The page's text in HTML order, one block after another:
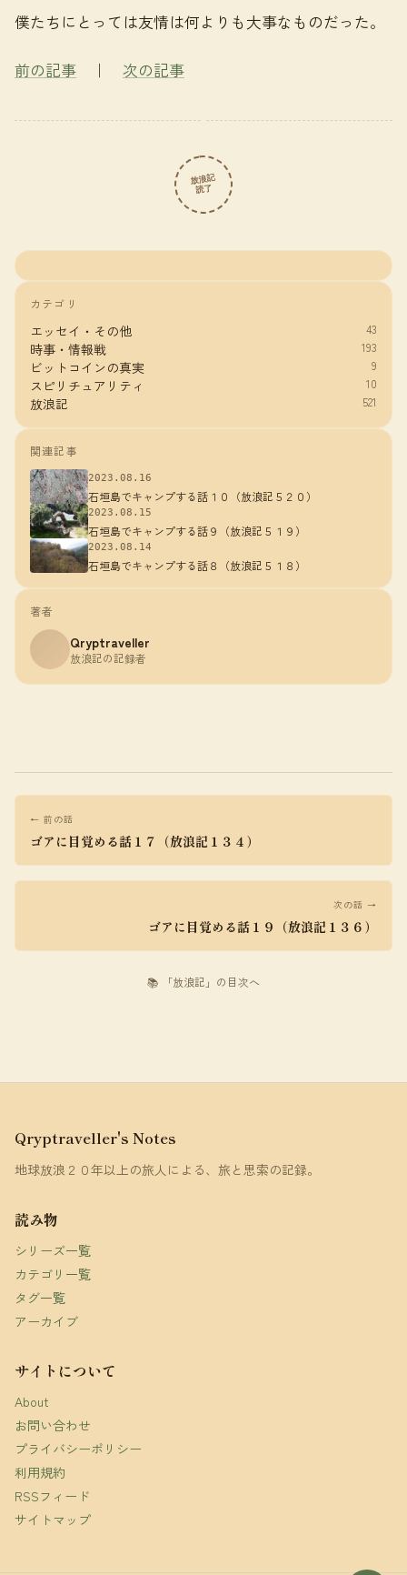
僕たちにとっては友情は何よりも大事なものだった。
前の記事 ｜ 次の記事
放浪記
読了
カテゴリ
エッセイ・その他 43
時事・情報戦 193
ビットコインの真実 9
スピリチュアリティ 10
放浪記 521
関連記事
2023.08.16
石垣島でキャンプする話１０（放浪記５２０）
2023.08.15
石垣島でキャンプする話９（放浪記５１９）
2023.08.14
石垣島でキャンプする話８（放浪記５１８）
著者
Qryptraveller
放浪記の記録者
← 前の話
ゴアに目覚める話１７（放浪記１３４）
次の話 →
ゴアに目覚める話１９（放浪記１３６）
📚 「放浪記」の目次へ
Qryptraveller's Notes
地球放浪２０年以上の旅人による、旅と思索の記録。
読み物
シリーズ一覧
カテゴリ一覧
タグ一覧
アーカイブ
サイトについて
About
お問い合わせ
プライバシーポリシー
利用規約
RSSフィード
サイトマップ